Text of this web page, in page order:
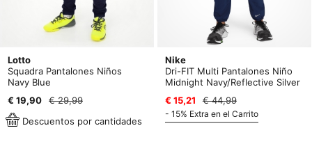
Lotto
Squadra Pantalones Niños
Navy Blue
€ 19,90
€ 29,99
Descuentos por cantidades
Nike
Dri-FIT Multi Pantalones Niño
Midnight Navy/Reflective Silver
€ 15,21
€ 44,99
- 15% Extra en el Carrito